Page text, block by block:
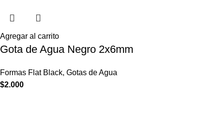
Agregar al carrito
Gota de Agua Negro 2x6mm
Formas Flat Black, Gotas de Agua
$2.000